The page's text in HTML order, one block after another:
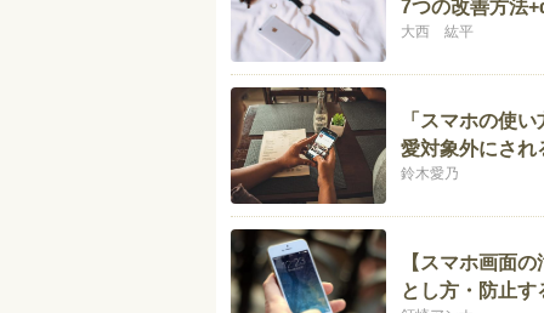
7つの改善方法
大西 紘平
「スマホの使
愛対象外にさ
鈴木愛乃
【スマホ画面
とし方・防止す